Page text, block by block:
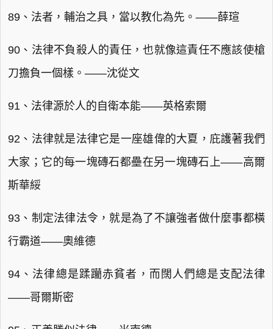
89、法者，輔治之具，當以教化為先。——薛瑄
90、法律不負殺人的責任，也就像這責任不應該使槍
刀擔負一個樣。——沈從文
91、法律源於人的自衛本能——英格索爾
92、法律就是法律它是一座雄偉的大夏，庇護著我們
大家；它的每一塊磚石都壘在另一塊磚石上——高爾
斯華綏
93、制定法律法令，就是為了不讓強者做什麼事都橫
行霸道——奧維德
94、法律總是蹂躪赤貧者，而闊人們總是支配法律
——哥爾斯密